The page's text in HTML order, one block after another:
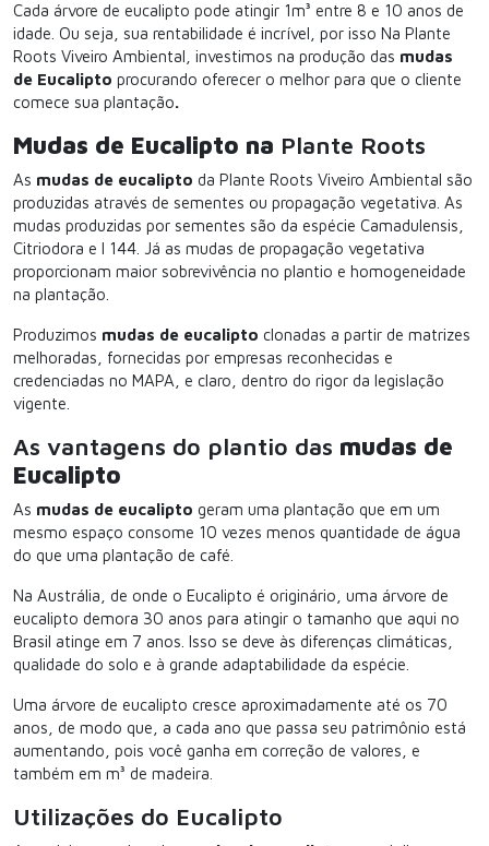
Cada árvore de eucalipto pode atingir 1m³ entre 8 e 10 anos de
idade. Ou seja, sua rentabilidade é incrível, por isso Na Plante
Roots Viveiro Ambiental, investimos na produção das mudas
de Eucalipto procurando oferecer o melhor para que o cliente
comece sua plantação.
Mudas de Eucalipto na Plante Roots
As mudas de eucalipto da Plante Roots Viveiro Ambiental são
produzidas através de sementes ou propagação vegetativa. As
mudas produzidas por sementes são da espécie Camadulensis,
Citriodora e I 144. Já as mudas de propagação vegetativa
proporcionam maior sobrevivência no plantio e homogeneidade
na plantação.
Produzimos mudas de eucalipto clonadas a partir de matrizes
melhoradas, fornecidas por empresas reconhecidas e
credenciadas no MAPA, e claro, dentro do rigor da legislação
vigente.
As vantagens do plantio das mudas de
Eucalipto
As mudas de eucalipto geram uma plantação que em um
mesmo espaço consome 10 vezes menos quantidade de água
do que uma plantação de café.
Na Austrália, de onde o Eucalipto é originário, uma árvore de
eucalipto demora 30 anos para atingir o tamanho que aqui no
Brasil atinge em 7 anos. Isso se deve às diferenças climáticas,
qualidade do solo e à grande adaptabilidade da espécie.
Uma árvore de eucalipto cresce aproximadamente até os 70
anos, de modo que, a cada ano que passa seu patrimônio está
aumentando, pois você ganha em correção de valores, e
também em m³ de madeira.
Utilizações do Eucalipto